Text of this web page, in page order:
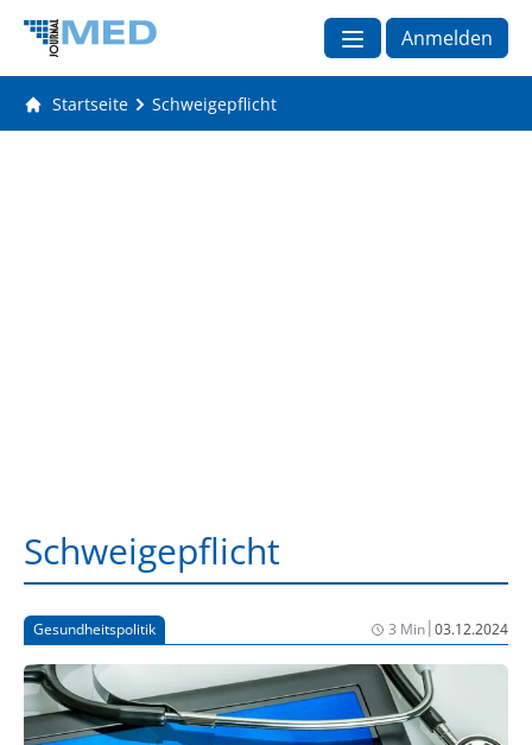
Anmelden
Startseite Schweigepflicht
Schweigepflicht
Gesundheitspolitik 3 Min|03.12.2024